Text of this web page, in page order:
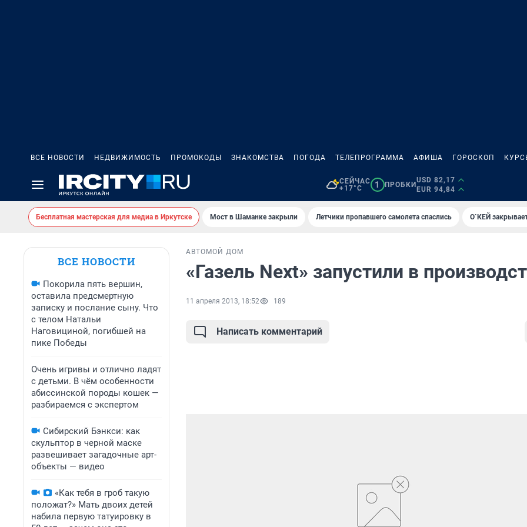
ВСЕ НОВОСТИ НЕДВИЖИМОСТЬ ПРОМОКОДЫ ЗНАКОМСТВА ПОГОДА ТЕЛЕПРОГРАММА АФИША ГОРОСКОП
СЕЙЧАС
+17°C
1 ПРОБКИ
USD 82,17
EUR 94,84
Бесплатная мастерская для медиа в Иркутске Мост в Шаманке закрыли Летчики пропавшего самолета спаслись О`КЕЙ
ВСЕ НОВОСТИ
Покорила пять вершин,
оставила предсмертную
записку и послание сыну. Что
с телом Натальи
Наговициной, погибшей на
пике Победы
Очень игривы и отлично ладят
с детьми. В чём особенности
абиссинской породы кошек —
разбираемся с экспертом
Сибирский Бэнкси: как
скульптор в черной маске
развешивает загадочные арт-
объекты — видео
«Как тебя в гроб такую
положат?» Мать двоих детей
набила первую татуировку в
АВТО МОЙ ДОМ
«Газель Next» запустили в
11 апреля 2013, 18:52 189
Написать комментарий